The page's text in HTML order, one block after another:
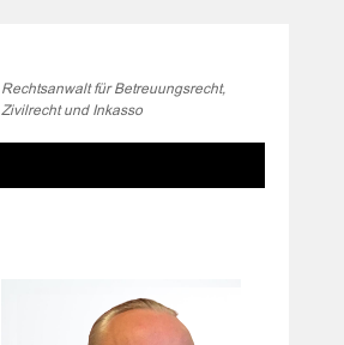
Rechtsanwalt für Betreuungsrecht,
Zivilrecht und Inkasso